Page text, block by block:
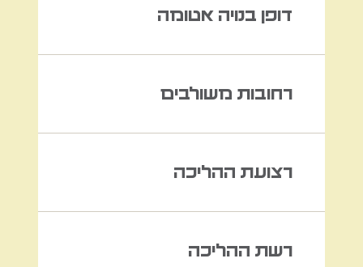
דופן בנויה אטומה
רחובות משולבים
רצועת ההליכה
רשת ההליכה